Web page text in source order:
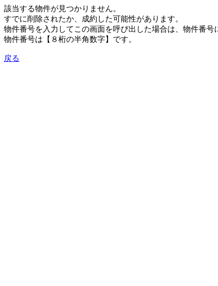
該当する物件が見つかりません。
すでに削除されたか、成約した可能性があります。
物件番号を入力してこの画面を呼び出した場合は、物件番
物件番号は【８桁の半角数字】です。
戻る